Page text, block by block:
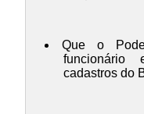
Que o
cadastros do